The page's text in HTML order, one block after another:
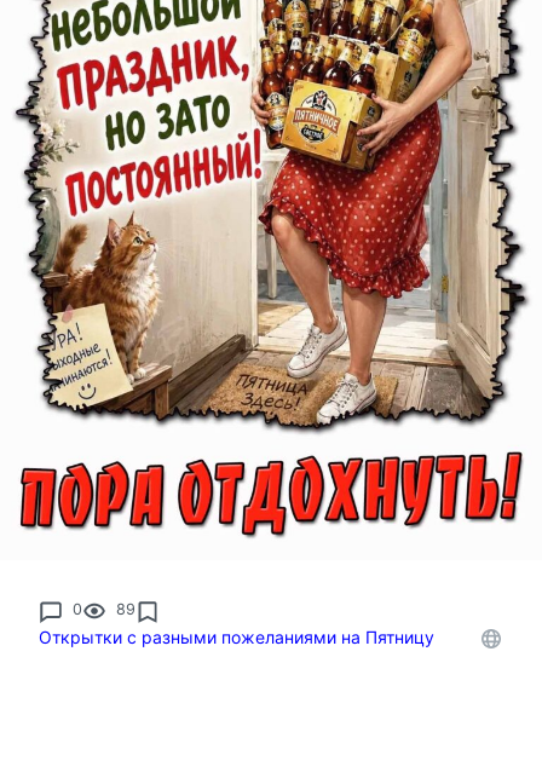
0 89
Открытки с разными пожеланиями на Пятницу